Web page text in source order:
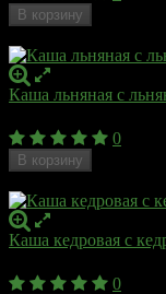
В корзину
Каша льняная с
0
В корзину
Каша кедровая с
0